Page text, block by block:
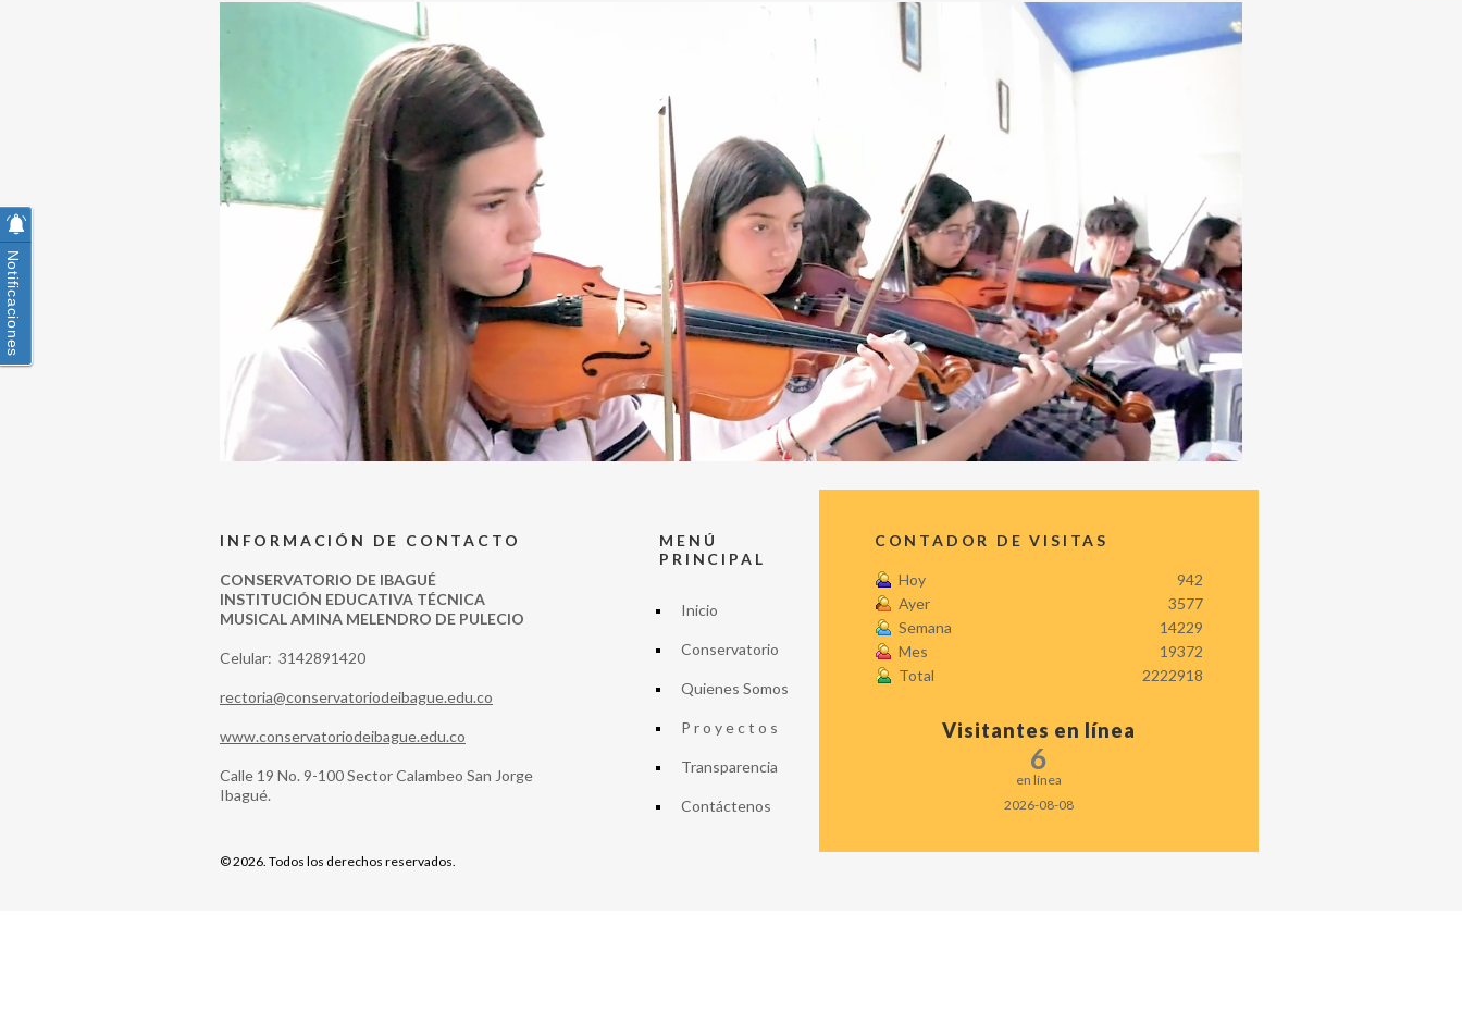
INFORMACIÓN DE CONTACTO
CONSERVATORIO DE IBAGUÉ
INSTITUCIÓN EDUCATIVA TÉCNICA
MUSICAL AMINA MELENDRO DE PULECIO
Celular: 3142891420
rectoria@conservatoriodeibague.edu.co
www.conservatoriodeibague.edu.co
Calle 19 No. 9-100 Sector Calambeo San Jorge
Ibagué.
MENÚ
PRINCIPAL
Inicio
Conservatorio
Quienes Somos
P r o y e c t o s
Transparencia
Contáctenos
CONTADOR DE VISITAS
Hoy
942
Ayer
3577
Semana
14229
Mes
19372
Total
2222918
Visitantes en línea
6
en línea
2026-08-08
©2026. Todos los derechos reservados.
Notificaciones